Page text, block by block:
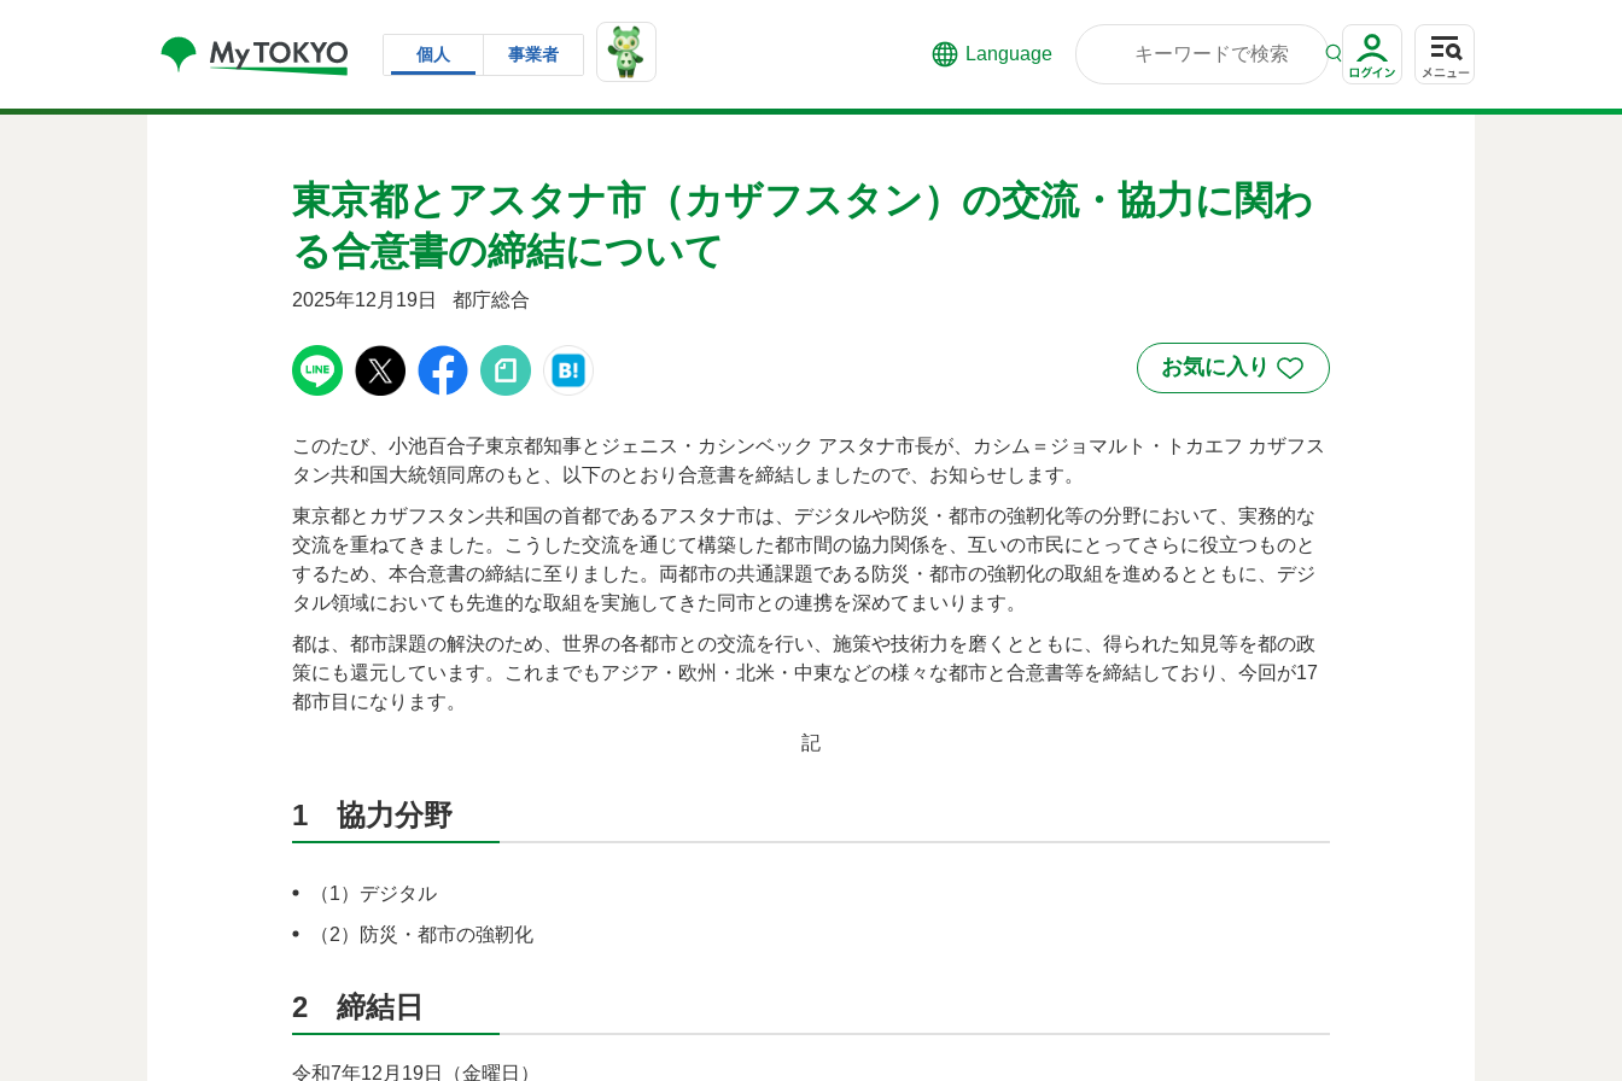
個人 事業者 Language
東京都とアスタナ市（カザフスタン）の交流・協力に関わ
る合意書の締結について
2025年12月19日 都庁総合
このたび、小池百合子東京都知事とジェニス・カシンベック アスタナ市長が、カシム＝ジョマルト・トカエフ カザフス
タン共和国大統領同席のもと、以下のとおり合意書を締結しましたので、お知らせします。
東京都とカザフスタン共和国の首都であるアスタナ市は、デジタルや防災・都市の強靭化等の分野において、実務的な
交流を重ねてきました。こうした交流を通じて構築した都市間の協力関係を、互いの市民にとってさらに役立つものと
するため、本合意書の締結に至りました。両都市の共通課題である防災・都市の強靭化の取組を進めるとともに、デジ
タル領域においても先進的な取組を実施してきた同市との連携を深めてまいります。
都は、都市課題の解決のため、世界の各都市との交流を行い、施策や技術力を磨くとともに、得られた知見等を都の政
策にも還元しています。これまでもアジア・欧州・北米・中東などの様々な都市と合意書等を締結しており、今回が17
都市目になります。
記
1 協力分野
（1）デジタル
（2）防災・都市の強靭化
2 締結日
令和7年12月19日（金曜日）